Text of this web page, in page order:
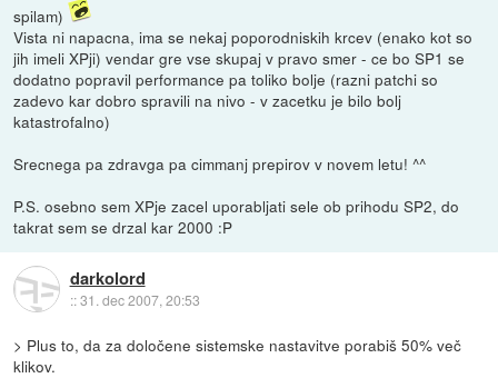
spilam)
Vista ni napacna, ima se nekaj poporodniskih krcev (enako kot so
jih imeli XPji) vendar gre vse skupaj v pravo smer - ce bo SP1 se
dodatno popravil performance pa toliko bolje (razni patchi so
zadevo kar dobro spravili na nivo - v zacetku je bilo bolj
katastrofalno)
Srecnega pa zdravga pa cimmanj prepirov v novem letu! ^^
P.S. osebno sem XPje zacel uporabljati sele ob prihodu SP2, do
takrat sem se drzal kar 2000 :P
darkolord
::31. dec 2007, 20:53
> Plus to, da za določene sistemske nastavitve porabiš 50% več
klikov.